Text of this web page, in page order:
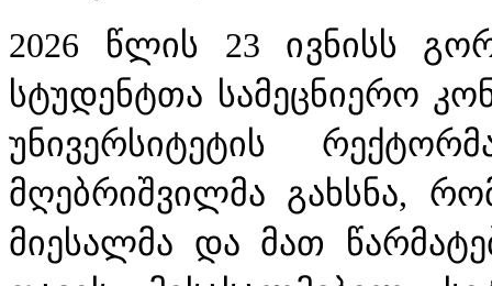
2026 წლის 23 ივნისს
სტუდენტთა სამეცნიერო
უნივერსიტეტის
მღებრიშვილმა გახსნა,
მიესალმა და მათ